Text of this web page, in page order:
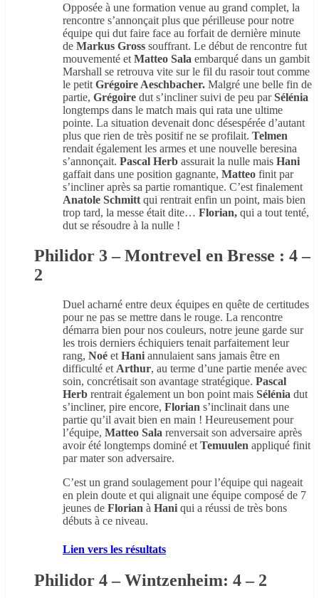
Opposée à une formation venue au grand complet, la
rencontre s’annonçait plus que périlleuse pour notre
équipe qui dut faire face au forfait de dernière minute
de Markus Gross souffrant. Le début de rencontre fut
mouvementé et Matteo Sala embarqué dans un gambit
Marshall se retrouva vite sur le fil du rasoir tout comme
le petit Grégoire Aeschbacher. Malgré une belle fin de
partie, Grégoire dut s’incliner suivi de peu parSélénia
longtemps dans le match mais qui rata une ultime
pointe. La situation devenait donc désespérée d’autant
plus que rien de très positif ne se profilait. Telmen
rendait également les armes et une nouvelle beresina
s’annonçait. Pascal Herb assurait la nulle mais Hani
gaffait dans une position gagnante, Matteo finit par
s’incliner après sa partie romantique. C’est finalement
Anatole Schmitt qui rentrait enfin un point, mais bien
trop tard, la messe était dite… Florian, qui a tout tenté,
dut se résoudre à la nulle !
Philidor 3 – Montrevel en Bresse : 4 –
2
Duel acharné entre deux équipes en quête de certitudes
pour ne pas se mettre dans le rouge. La rencontre
démarra bien pour nos couleurs, notre jeune garde sur
les trois derniers échiquiers tenait parfaitement leur
rang, Noé etHani annulaient sans jamais être en
difficulté etArthur, au terme d’une partie menée avec
soin, concrétisait son avantage stratégique. Pascal
Herb rentrait également un bon point mais Sélénia dut
s’incliner, pire encore, Florian s’inclinait dans une
partie qu’il avait bien en main ! Heureusement pour
l’équipe, Matteo Sala renversait son adversaire après
avoir été longtemps dominé etTemuulen appliqué finit
par mater son adversaire.
C’est un grand soulagement pour l’équipe qui nageait
en plein doute et qui alignait une équipe composé de 7
jeunes de Florian à Hani qui a réussi de très bons
débuts à ce niveau.
Lien vers les résultats
Philidor 4 – Wintzenheim: 4 – 2